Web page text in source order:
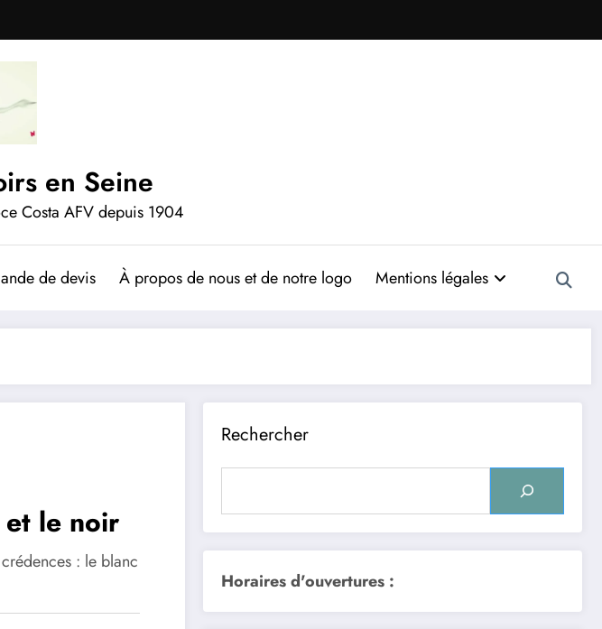
en Seine
Costa AFV depuis 1904
de devis À propos de nous et de notre logo Mentions légales
le noir
: le blanc
Rechercher
Horaires d'ouvertures :